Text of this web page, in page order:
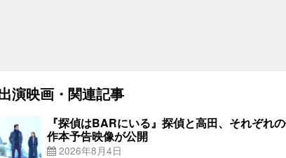
演映画・関連記事
『探偵はBARにいる』探偵と高田、それぞれ
作本予告映像が公開
2026年8月4日